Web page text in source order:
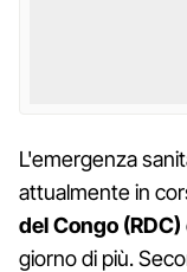
L'emergenza
attualmente in
del Congo (RDC)
giorno di più.